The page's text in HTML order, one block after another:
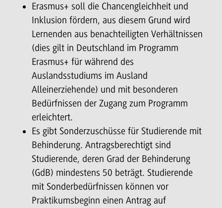
Erasmus+ soll die Chancengleichheit und
Inklusion fördern, aus diesem Grund wird
Lernenden aus benachteiligten Verhältnissen
(dies gilt in Deutschland im Programm
Erasmus+ für während des
Auslandsstudiums im Ausland
Alleinerziehende) und mit besonderen
Bedürfnissen der Zugang zum Programm
erleichtert.
Es gibt Sonderzuschüsse für Studierende mit
Behinderung. Antragsberechtigt sind
Studierende, deren Grad der Behinderung
(GdB) mindestens 50 beträgt. Studierende
mit Sonderbedürfnissen können vor
Praktikumsbeginn einen Antrag auf